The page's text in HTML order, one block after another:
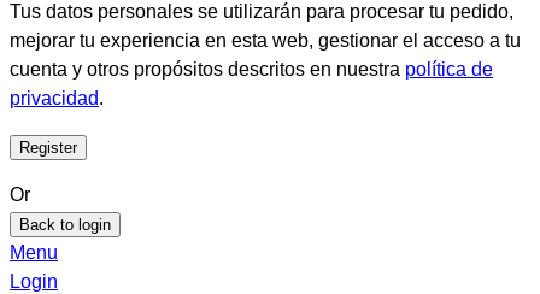
Tus datos personales se utilizarán para procesar tu pedido,
mejorar tu experiencia en esta web, gestionar el acceso a tu
cuenta y otros propósitos descritos en nuestra política de
privacidad.
Or
Back to login
Menu
Login